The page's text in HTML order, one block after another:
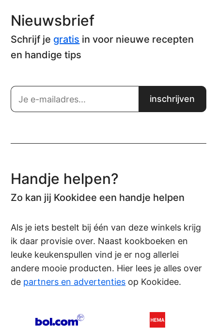
Nieuwsbrief
Schrijf je gratis in voor nieuwe recepten
en handige tips
Handje helpen?
Zo kan jij Kookidee een handje helpen
Als je iets bestelt bij één van deze winkels krijg
ik daar provisie over. Naast kookboeken en
leuke keukenspullen vind je er nog allerlei
andere mooie producten. Hier lees je alles over
de partners en advertenties op Kookidee.